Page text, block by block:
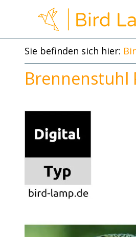
springen
Sie befinden sich hier:
Brennenstuhl